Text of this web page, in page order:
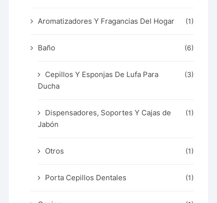
Aromatizadores Y Fragancias Del Hogar (1)
Baño (6)
Cepillos Y Esponjas De Lufa Para
Ducha
(3)
Dispensadores, Soportes Y Cajas de
Jabón
(1)
Otros (1)
Porta Cepillos Dentales (1)